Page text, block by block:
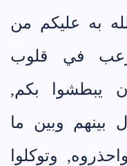
به عليكم من
في قلوب
أن يبطشوا بكم,
بينهم وبين ما
وتوكلوا